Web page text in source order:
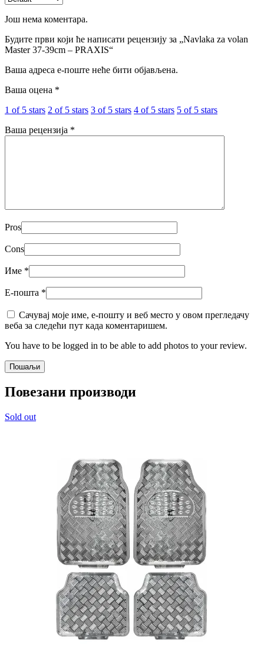
Још нема коментара.
Будите први који ће написати рецензију за „Navlaka za volan
Master 37-39cm – PRAXIS“
Ваша адреса е-поште неће бити објављена.
Ваша оцена *
1 of 5 stars 2 of 5 stars 3 of 5 stars 4 of 5 stars 5 of 5 stars
Ваша рецензија *
Pros
Cons
Име *
Е-пошта *
Сачувај моје име, е-пошту и веб место у овом прегледачу
веба за следећи пут када коментаришем.
You have to be logged in to be able to add photos to your review.
Повезани производи
Sold out